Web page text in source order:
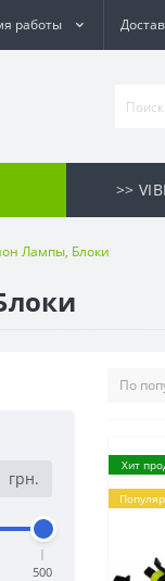
работы
>>
Лампы, Блоки
грн.
500
Хит